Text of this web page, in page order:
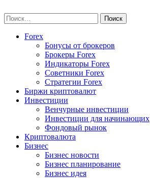
to
content
Найти:
Forex
Бонусы от брокеров
Брокеры Forex
Индикаторы Forex
Советники Forex
Стратегии Forex
Биржи криптовалют
Инвестиции
Венчурные инвестиции
Инвестиции для начинающих
Фондовый рынок
Криптовалюта
Бизнес
Бизнес новости
Бизнес планирование
Бизнес идея